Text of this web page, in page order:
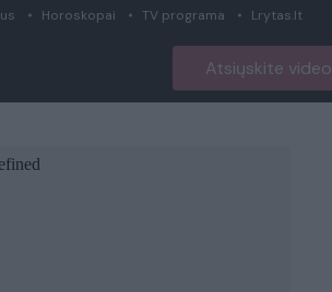
Horoskopai TV programa Lrytas.lt
Atsiųskite video